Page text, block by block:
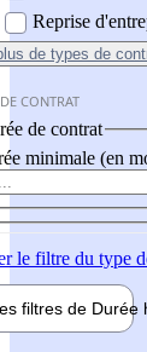
Reprise
de types de
CONTRAT
de contrat
minimale (en
le filtre du type
filtres de Durée